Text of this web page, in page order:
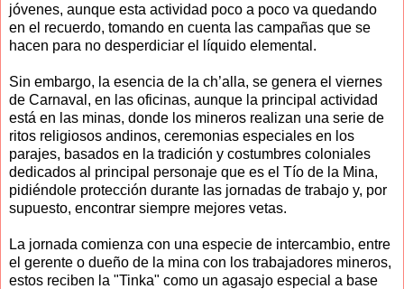
jóvenes, aunque esta actividad poco a poco va quedando
en el recuerdo, tomando en cuenta las campañas que se
hacen para no desperdiciar el líquido elemental.
Sin embargo, la esencia de la ch’alla, se genera el viernes
de Carnaval, en las oficinas, aunque la principal actividad
está en las minas, donde los mineros realizan una serie de
ritos religiosos andinos, ceremonias especiales en los
parajes, basados en la tradición y costumbres coloniales
dedicados al principal personaje que es el Tío de la Mina,
pidiéndole protección durante las jornadas de trabajo y, por
supuesto, encontrar siempre mejores vetas.
La jornada comienza con una especie de intercambio, entre
el gerente o dueño de la mina con los trabajadores mineros,
estos reciben la "Tinka" como un agasajo especial a base